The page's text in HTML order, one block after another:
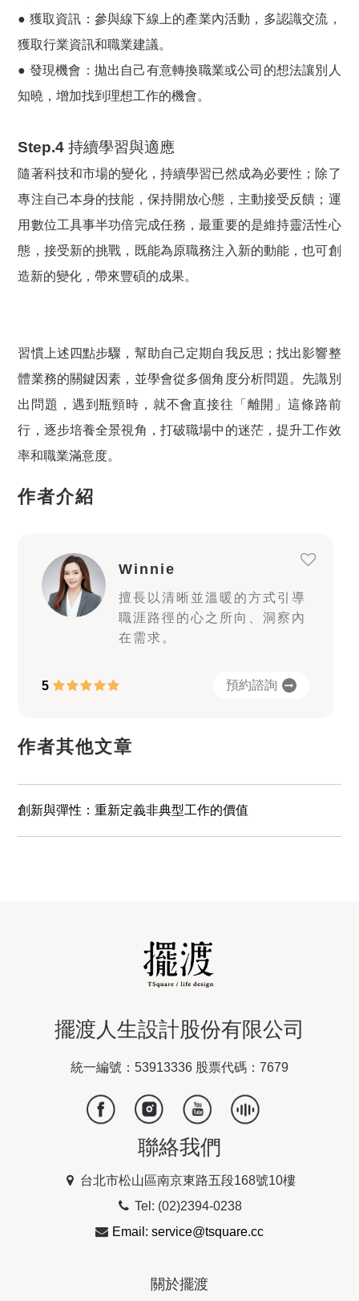
● 獲取資訊：參與線下線上的產業內活動，多認識交流，
獲取行業資訊和職業建議。
● 發現機會：拋出自己有意轉換職業或公司的想法讓別人
知曉，增加找到理想工作的機會。
Step.4 持續學習與適應
隨著科技和市場的變化，持續學習已然成為必要性；除了
專注自己本身的技能，保持開放心態，主動接受反饋；運
用數位工具事半功倍完成任務，最重要的是維持靈活性心
態，接受新的挑戰，既能為原職務注入新的動能，也可創
造新的變化，帶來豐碩的成果。
習慣上述四點步驟，幫助自己定期自我反思；找出影響整
體業務的關鍵因素，並學會從多個角度分析問題。先識別
出問題，遇到瓶頸時，就不會直接往「離開」這條路前
行，逐步培養全景視角，打破職場中的迷茫，提升工作效
率和職業滿意度。
作者介紹
Winnie
擅長以清晰並溫暖的方式引導
職涯路徑的心之所向、洞察內
在需求。
5 預約諮詢
作者其他文章
創新與彈性：重新定義非典型工作的價值
擺渡人生設計股份有限公司
統一編號：53913336 股票代碼：7679
聯絡我們
台北市松山區南京東路五段168號10樓
Tel: (02)2394-0238
Email: service@tsquare.cc
關於擺渡